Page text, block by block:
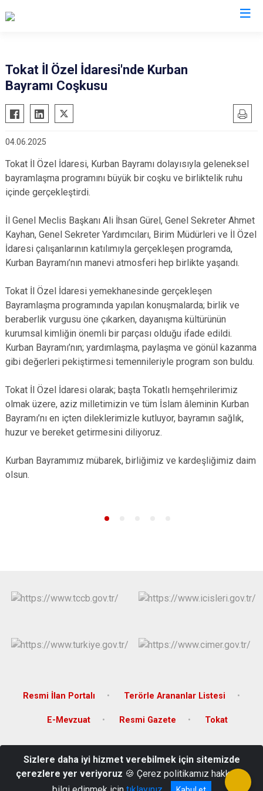
Tokat İl Özel İdaresi'nde Kurban
Bayramı Coşkusu
04.06.2025
Tokat İl Özel İdaresi, Kurban Bayramı dolayısıyla geleneksel
bayramlaşma programını büyük bir coşku ve birliktelik ruhu
içinde gerçekleştirdi.
İl Genel Meclis Başkanı Ali İhsan Gürel, Genel Sekreter Ahmet
Kayhan, Genel Sekreter Yardımcıları, Birim Müdürleri ve İl Özel
İdaresi çalışanlarının katılımıyla gerçekleşen programda,
Kurban Bayramı’nın manevi atmosferi hep birlikte yaşandı.
Tokat İl Özel İdaresi yemekhanesinde gerçekleşen
Bayramlaşma programında yapılan konuşmalarda; birlik ve
beraberlik vurgusu öne çıkarken, dayanışma kültürünün
kurumsal kimliğin önemli bir parçası olduğu ifade edildi.
Kurban Bayramı’nın; yardımlaşma, paylaşma ve gönül kazanma
gibi değerleri pekiştirmesi temennileriyle program son buldu.
Tokat İl Özel İdaresi olarak; başta Tokatlı hemşehrilerimiz
olmak üzere, aziz milletimizin ve tüm İslam âleminin Kurban
Bayramı’nı en içten dileklerimizle kutluyor, bayramın sağlık,
huzur ve bereket getirmesini diliyoruz.
Kurban Bayramımız mübarek, birliğimiz ve kardeşliğimiz daim
olsun.
Resmi İlan Portalı Terörle Arananlar Listesi
E-Mevzuat Resmi Gazete Tokat
Sarayı, Tokat
(0 356) 228 90 30
Sizlere daha iyi hizmet verebilmek için sitemizde
çerezlere yer veriyoruz 🍪 Çerez politikamız hakkında